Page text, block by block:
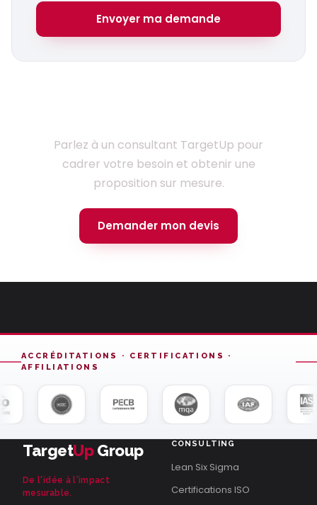
Envoyer ma demande
Parlez à un consultant TargetUp pour
cadrer votre besoin et obtenir une
proposition sur mesure.
Demander mon devis
ACCRÉDITATIONS · CERTIFICATIONS ·
AFFILIATIONS
TargetUpGroup
De l'idée à l'impact
mesurable.
CONSULTING
Lean Six Sigma
Certifications ISO